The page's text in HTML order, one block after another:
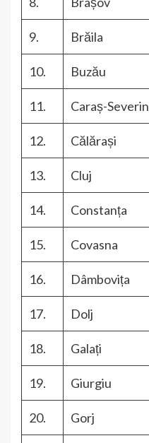
9. Brăila
10. Buzău
11. Caraș-Severin
12. Călărași
13. Cluj
14. Constanța
15. Covasna
16. Dâmbovița
17. Dolj
18. Galați
19. Giurgiu
20. Gorj